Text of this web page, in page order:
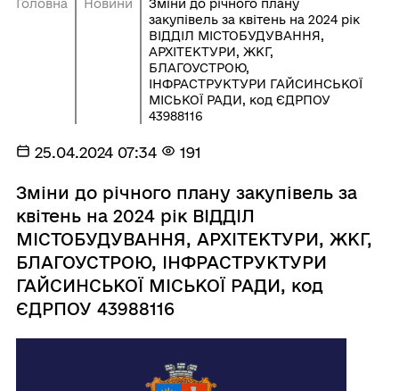
Головна Новини
Зміни до річного плану
закупівель за квітень на 2024 рік
ВІДДІЛ МІСТОБУДУВАННЯ,
АРХІТЕКТУРИ, ЖКГ,
БЛАГОУСТРОЮ,
ІНФРАСТРУКТУРИ ГАЙСИНСЬКОЇ
МІСЬКОЇ РАДИ, код ЄДРПОУ
43988116
25.04.2024 07:34 191
Зміни до річного плану закупівель за
квітень на 2024 рік ВІДДІЛ
МІСТОБУДУВАННЯ, АРХІТЕКТУРИ, ЖКГ,
БЛАГОУСТРОЮ, ІНФРАСТРУКТУРИ
ГАЙСИНСЬКОЇ МІСЬКОЇ РАДИ, код
ЄДРПОУ 43988116